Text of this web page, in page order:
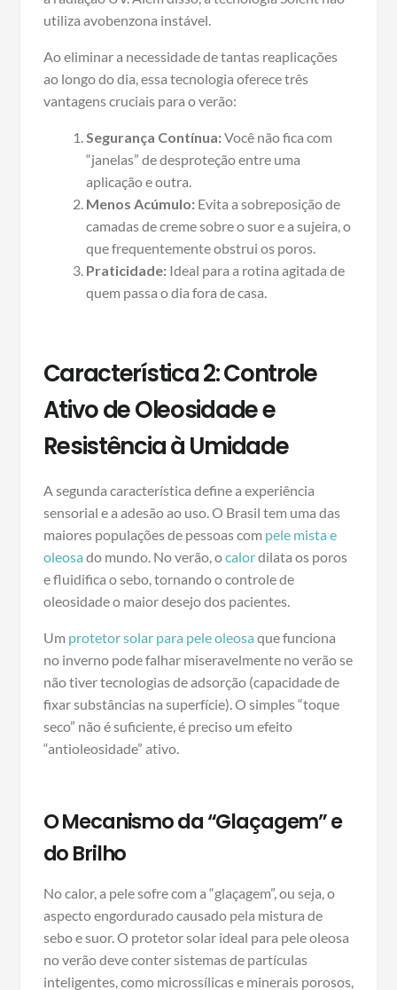
utiliza avobenzona instável.
Ao eliminar a necessidade de tantas reaplicações
ao longo do dia, essa tecnologia oferece três
vantagens cruciais para o verão:
Segurança Contínua:Você não fica com
“janelas” de desproteção entre uma
aplicação e outra.
Menos Acúmulo:Evita a sobreposição de
camadas de creme sobre o suor e a sujeira, o
que frequentemente obstrui os poros.
Praticidade:Ideal para a rotina agitada de
quem passa o dia fora de casa.
Característica 2: Controle
Ativo de Oleosidade e
Resistência à Umidade
A segunda característica define a experiência
sensorial e a adesão ao uso. O Brasil tem uma das
maiores populações de pessoas com pele mista e
oleosa do mundo. No verão, ocalordilata os poros
e fluidifica o sebo, tornando o controle de
oleosidade o maior desejo dos pacientes.
Um protetor solar para pele oleosa que funciona
no inverno pode falhar miseravelmente no verão se
não tiver tecnologias de adsorção (capacidade de
fixar substâncias na superfície). O simples “toque
seco” não é suficiente, é preciso um efeito
“antioleosidade” ativo.
O Mecanismo da “Glaçagem” e
do Brilho
No calor, a pele sofre com a “glaçagem”, ou seja, o
aspecto engordurado causado pela mistura de
sebo e suor. O protetor solar ideal para pele oleosa
no verão deve conter sistemas de partículas
inteligentes, como microssílicas e minerais porosos,